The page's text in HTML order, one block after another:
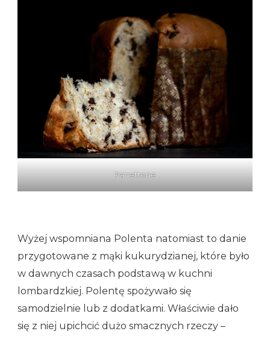
Panettone
Wyżej wspomniana Polenta natomiast to danie
przygotowane z mąki kukurydzianej, które było
w dawnych czasach podstawą w kuchni
lombardzkiej. Polentę spożywało się
samodzielnie lub z dodatkami. Właściwie dało
się z niej upichcić dużo smacznych rzeczy –